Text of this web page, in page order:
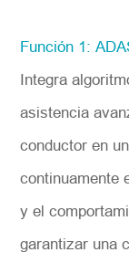
Función 1:
Integra
asistencia
conductor en
continuamente
y el
garantizar una